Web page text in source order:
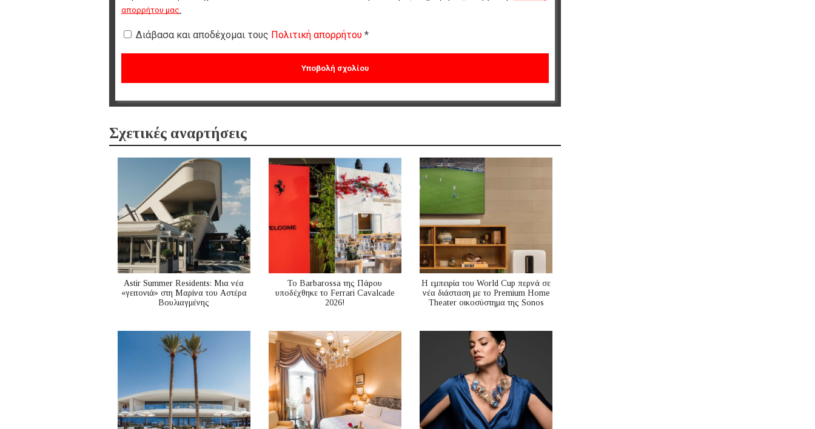
απορρήτου μας.
Διάβασα και αποδέχομαι τους Πολιτική απορρήτου *
Σχετικές αναρτήσεις
Astir Summer Residents: Μια νέα
«γειτονιά» στη Μαρίνα του Αστέρα
Βουλιαγμένης
Το Barbarossa της Πάρου
υποδέχθηκε το Ferrari Cavalcade
2026!
Η εμπειρία του World Cup περνά σε
νέα διάσταση με το Premium Home
Theater οικοσύστημα της Sonos